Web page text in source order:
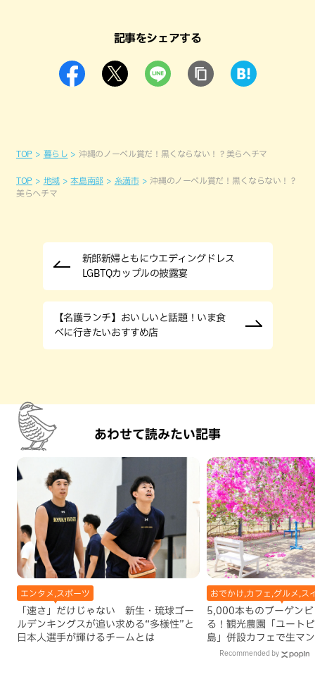
記事をシェアする
TOP 暮らし 沖縄のノーベル賞だ！黒くならない！？美らヘチマ
TOP 地域 本島南部 糸満市
沖縄のノーベル賞だ！黒くならない！？
美らヘチマ
新郎新婦ともにウエディングドレス
LGBTQカップルの披露宴
【名護ランチ】おいしいと話題！いま食
べに行きたいおすすめ店
あわせて読みたい記事
エンタメ,スポーツ
「速さ」だけじゃない 新生・琉球ゴー
ルデンキングスが追い求める“多様性”と
日本人選手が輝けるチームとは
おでかけ,カフェ,グルメ,ス
5,000本ものブーゲン
る！観光農園「ユート
島」併設カフェで生マ
古島）
Recommended by